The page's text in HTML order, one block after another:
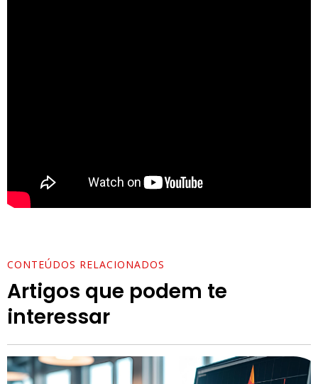
CONTEÚDOS RELACIONADOS
Artigos que podem te
interessar